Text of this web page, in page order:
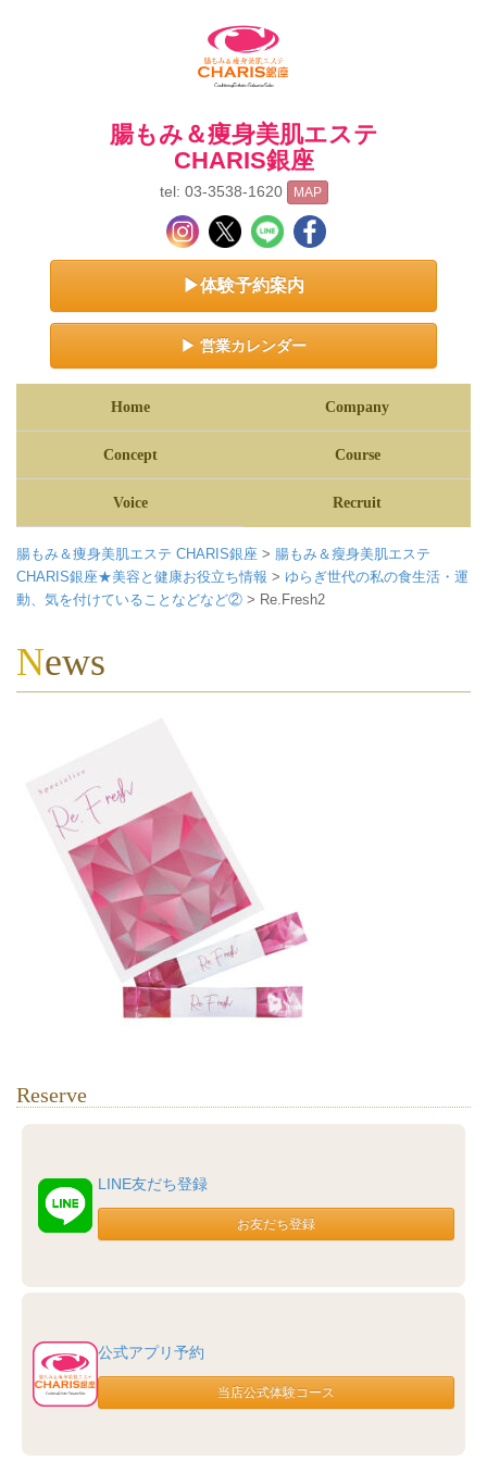
腸もみ＆痩身美肌エステ
CHARIS銀座
tel: 03-3538-1620 MAP
▶体験予約案内
▶ 営業カレンダー
Home Company
Concept Course
Voice Recruit
腸もみ＆痩身美肌エステ CHARIS銀座 > 腸もみ＆瘦身美肌エステ
CHARIS銀座★美容と健康お役立ち情報 > ゆらぎ世代の私の食生活・運
動、気を付けていることなどなど② > Re.Fresh2
News
Reserve
LINE友だち登録
公式アプリ予約